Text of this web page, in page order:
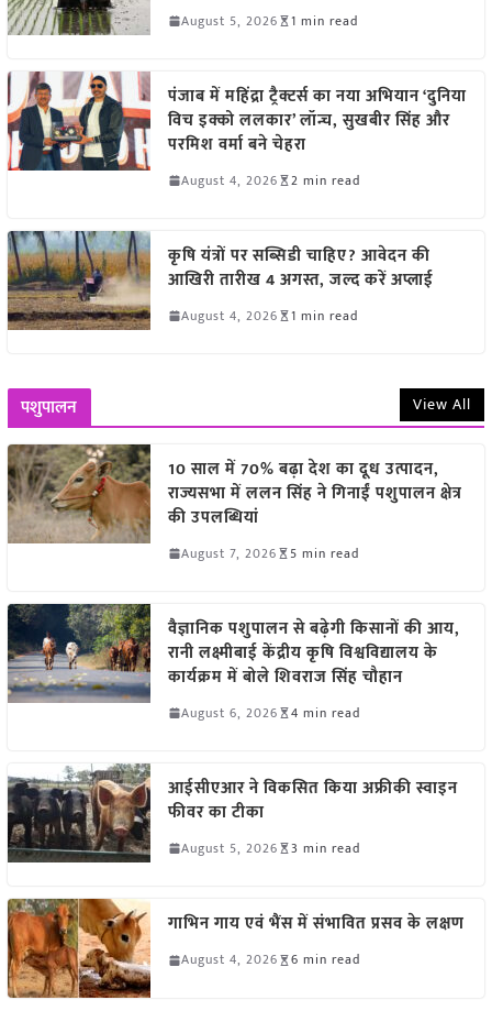
August 5, 2026 1 min read
पंजाब में महिंद्रा ट्रैक्टर्स का नया अभियान ‘दुनिया
विच इक्को ललकार’ लॉन्च, सुखबीर सिंह और
परमिश वर्मा बने चेहरा
August 4, 2026 2 min read
कृषि यंत्रों पर सब्सिडी चाहिए? आवेदन की
आखिरी तारीख 4 अगस्त, जल्द करें अप्लाई
August 4, 2026 1 min read
पशुपालन View All
10 साल में 70% बढ़ा देश का दूध उत्पादन,
राज्यसभा में ललन सिंह ने गिनाईं पशुपालन क्षेत्र
की उपलब्धियां
August 7, 2026 5 min read
वैज्ञानिक पशुपालन से बढ़ेगी किसानों की आय,
रानी लक्ष्मीबाई केंद्रीय कृषि विश्वविद्यालय के
कार्यक्रम में बोले शिवराज सिंह चौहान
August 6, 2026 4 min read
आईसीएआर ने विकसित किया अफ्रीकी स्वाइन
फीवर का टीका
August 5, 2026 3 min read
गाभिन गाय एवं भैंस में संभावित प्रसव के लक्षण
August 4, 2026 6 min read